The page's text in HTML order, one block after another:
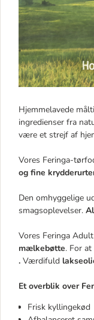
Hjemmelavede
ingredienser fra
være et strejf af
Vores Feringa-
og fine
Den omhyggelige
smagsoplevelser.
Vores Feringa
mælkebøtte. For
. Værdifuld
Et overblik over
Frisk kyllingekød